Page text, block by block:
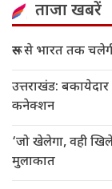
ताजा खबरें
रूस से भारत तक
उत्तराखंड:
कनेक्शन
‘जो खेलेगा, वही
मुलाकात